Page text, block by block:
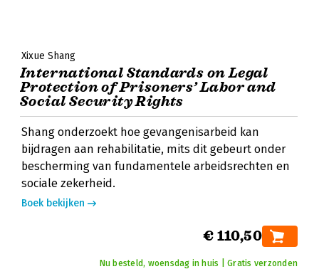
Xixue Shang
International Standards on Legal
Protection of Prisoners’ Labor and
Social Security Rights
Shang onderzoekt hoe gevangenisarbeid kan
bijdragen aan rehabilitatie, mits dit gebeurt onder
bescherming van fundamentele arbeidsrechten en
sociale zekerheid.
Boek bekijken
€ 110,50
Nu besteld, woensdag in huis | Gratis verzonden